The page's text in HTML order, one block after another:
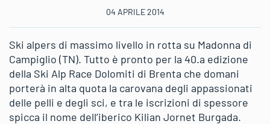
04 APRILE 2014
Ski alpers di massimo livello in rotta su Madonna di
Campiglio (TN). Tutto è pronto per la 40.a edizione
della Ski Alp Race Dolomiti di Brenta che domani
porterà in alta quota la carovana degli appassionati
delle pelli e degli sci, e tra le iscrizioni di spessore
spicca il nome dell’iberico Kilian Jornet Burgada.